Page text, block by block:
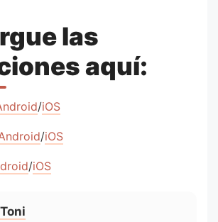
las
aquí:
/iOS
/iOS
/iOS
Toni